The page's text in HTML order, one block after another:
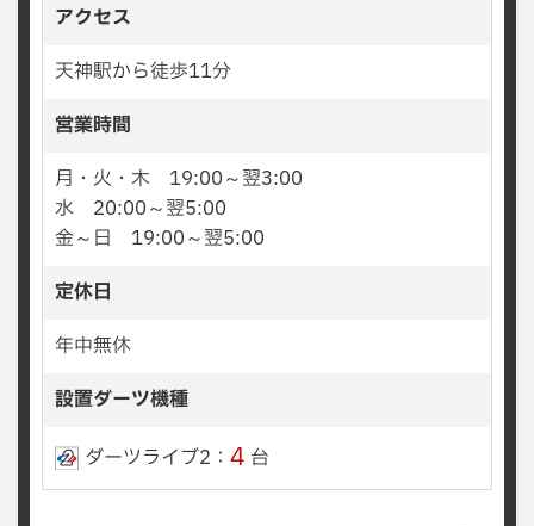
アクセス
天神駅から徒歩11分
営業時間
月・火・木 19:00～翌3:00
水 20:00～翌5:00
金～日 19:00～翌5:00
定休日
年中無休
設置ダーツ機種
ダーツライブ2： 4 台